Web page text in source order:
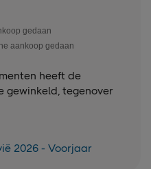
heeft de
gewinkeld, tegenover
2026 - Voorjaar